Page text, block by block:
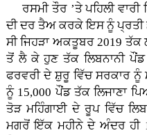
ਰਸਮੀ ਤੌਰ ’ਤੇ ਪਹਿਲੀ ਵਾਰੀ
ਦੀ ਦਰ ਤੈਅ ਕਰਕੇ ਇਸ ਨੂੰ ਪ੍ਰਤੀ
ਸੀ ਜਿਹੜਾ ਅਕਤੂਬਰ 2019
ਤੋਂ ਲੈ ਕੇ ਹੁਣ ਤੱਕ ਲਿਬਨਾਨੀ
ਫਰਵਰੀ ਦੇ ਸ਼ੁਰੂ ਵਿੱਚ ਸਰਕਾਰ
ਨੂੰ 15,000 ਪੌਂਡ ਤੱਕ ਲਿਜਾਣਾ
ਤੋੜ ਮਹਿੰਗਾਈ ਦੇ ਰੂਪ ਵਿੱਚ
ਮਗਰੋਂ ਇੱਕ ਮਹੀਨੇ ਦੇ ਅੰਦਰ ਹੀ